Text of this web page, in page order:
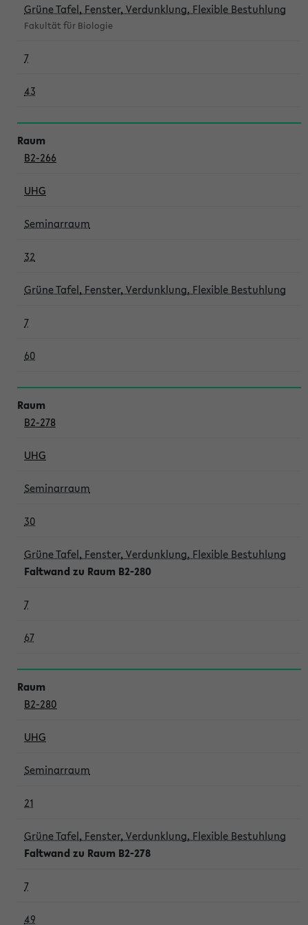
Grüne Tafel, Fenster, Verdunklung, Flexible Bestuhlung
Fakultät für Biologie
7
43
B2-266
UHG
Seminarraum
32
Grüne Tafel, Fenster, Verdunklung, Flexible Bestuhlung
7
60
B2-278
UHG
Seminarraum
30
Grüne Tafel, Fenster, Verdunklung, Flexible Bestuhlung
Faltwand zu Raum B2-280
7
67
B2-280
UHG
Seminarraum
21
Grüne Tafel, Fenster, Verdunklung, Flexible Bestuhlung
Faltwand zu Raum B2-278
7
49